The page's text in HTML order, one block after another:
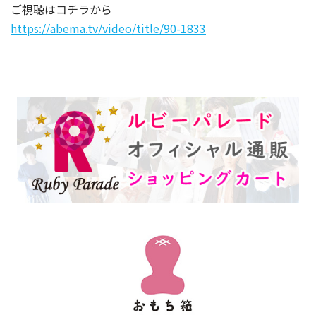
ご視聴はコチラから
https://abema.tv/video/title/90-1833